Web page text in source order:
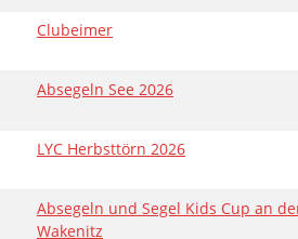
Clubeimer
Absegeln See 2026
LYC Herbsttörn 2026
Absegeln und Segel Kids Cup an
Wakenitz